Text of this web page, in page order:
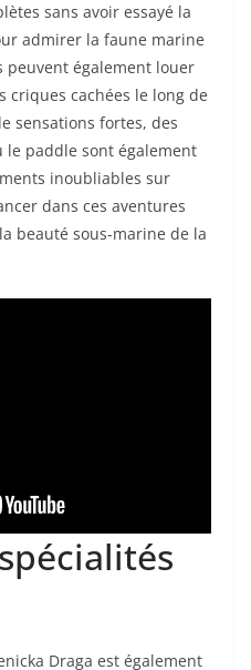
sans avoir essayé la
admirer la faune marine
peuvent également louer
criques cachées le long de
sensations fortes, des
le paddle sont également
inoubliables sur
dans ces aventures
beauté sous-marine de la
Draga est également